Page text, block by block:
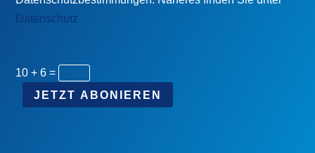
Datenschutz
10 + 6 =
JETZT ABONIEREN